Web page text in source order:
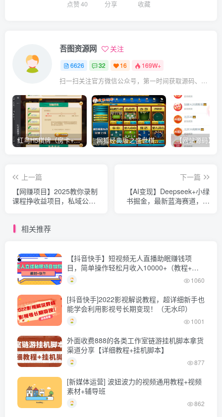
点赞40 分享 收藏
吾图资源网 关注
6626 32 16 169W+
扫一扫关注官方微信公众号，第一时间获取源码、网赚项目资源教程，自媒体等知识干货，让互联网创业赚钱更简单。
红鸟H5棋牌（房卡+金币）全套双模式游戏源码 网狐经典版之盛世棋牌完整游戏源码（包含文档、架设教程、网站、源代码等）
上一篇
【网赚项目】2025教你录制
课程挣收益项目，私域公域
下一篇
【AI变现】Deepseek+小绿
书掘金，最新蓝海赛道，日
相关推荐
【抖音快手】短视频无人直播助眠赚钱项
目，简单操作轻松月收入10000+（教程+素
材+软件）
1060
[抖音快手]2022影视解说教程，超详细新手也
能学会利用影视号长期变现！（无水印）
1001
外面收费888的各类工作室链游挂机脚本拿货
渠道分享【详细教程+挂机脚本】
877
[新媒体运营] 波妞波力的视频通用教程+视频
素材+辅导班
862